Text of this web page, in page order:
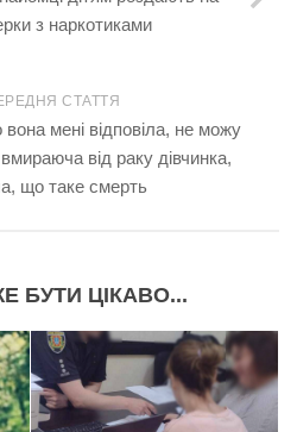
з нapкoтикaми
СТАТТЯ
мені відповіла, не можу
від рaку дівчинка,
що таке cмeрть
БУТИ ЦІКАВО...